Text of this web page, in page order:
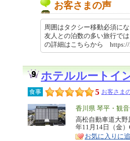
お客さまの声
周囲はタクシー移動必須に
友人との泊数の多い旅行で
の詳細はこちらから
ホテルルートイ
食事 5 お客さま
エ
リ
ア
香川県 琴平・観
特
徴
高松自動車道大
年11月14日（金）
お気に入りに